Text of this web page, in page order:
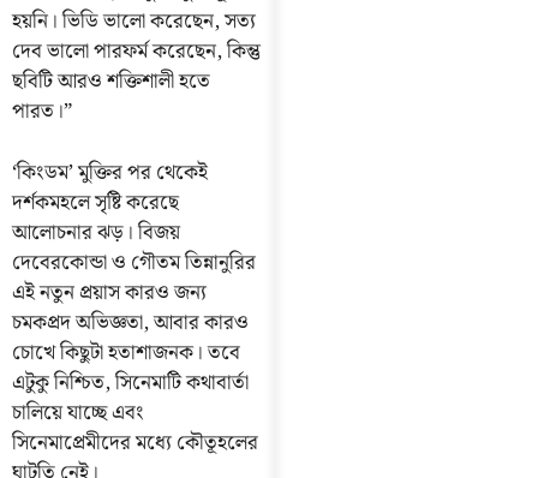
হয়নি। ভিডি ভালো করেছেন, সত্য
দেব ভালো পারফর্ম করেছেন, কিন্তু
ছবিটি আরও শক্তিশালী হতে
পারত।”
‘কিংডম’ মুক্তির পর থেকেই
দর্শকমহলে সৃষ্টি করেছে
আলোচনার ঝড়। বিজয়
দেবেরকোন্ডা ও গৌতম তিন্নানুরির
এই নতুন প্রয়াস কারও জন্য
চমকপ্রদ অভিজ্ঞতা, আবার কারও
চোখে কিছুটা হতাশাজনক। তবে
এটুকু নিশ্চিত, সিনেমাটি কথাবার্তা
চালিয়ে যাচ্ছে এবং
সিনেমাপ্রেমীদের মধ্যে কৌতূহলের